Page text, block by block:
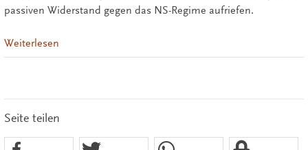
passiven Widerstand gegen das NS-Regime aufriefen.
Weiterlesen
Seite teilen